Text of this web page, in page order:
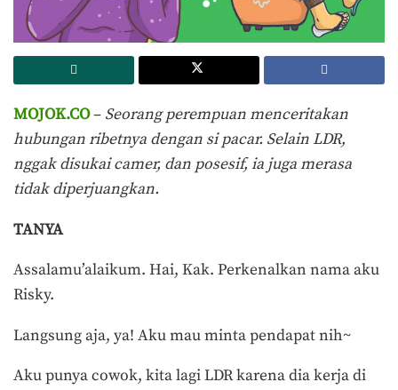
MOJOK.CO– Seorang perempuan menceritakan
hubungan ribetnya dengan si pacar. Selain LDR,
nggak disukai camer, dan posesif, ia juga merasa
tidak diperjuangkan.
TANYA
Assalamu’alaikum. Hai, Kak. Perkenalkan nama aku
Risky.
Langsung aja, ya! Aku mau minta pendapat nih~
Aku punya cowok, kita lagi LDR karena dia kerja di